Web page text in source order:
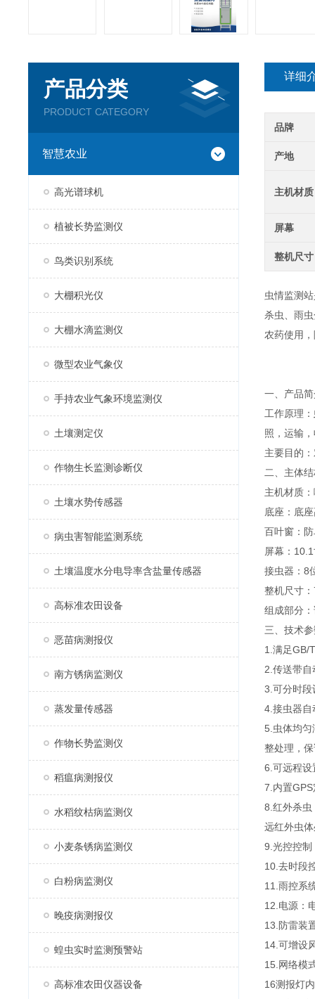
产品分类
PRODUCT CATEGORY
智慧农业
高光谱球机
植被长势监测仪
鸟类识别系统
大棚积光仪
大棚水滴监测仪
微型农业气象仪
手持农业气象环境监测仪
土壤测定仪
作物生长监测诊断仪
土壤水势传感器
病虫害智能监测系统
土壤温度水分电导率含盐量传感器
高标准农田设备
恶苗病测报仪
南方锈病监测仪
蒸发量传感器
作物长势监测仪
稻瘟病测报仪
水稻纹枯病监测仪
小麦条锈病监测仪
白粉病监测仪
晚疫病测报仪
蝗虫实时监测预警站
高标准农田仪器设备
详细
品牌
产地
主机材质
屏幕
整机尺寸
虫情监测
杀虫、雨
农药使用
一、产品
工作原理：
照，运输
主要目的
二、主体
主机材质
底座：底
百叶窗：
屏幕：
接虫器：8
整机尺寸
组成部分
三、技术
1.满足GB/
2.传送带
3.可分时段
4.接虫器自
5.虫体均匀
整处理，
6.可远程设
7.内置
8.红外杀
远红外虫
9.光控控制
10.去时段
11.雨控系
12.电源：
13.防雷装
14.可增设
15.网络模
16测报灯